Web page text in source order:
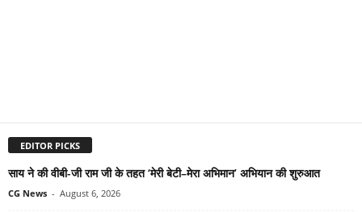
EDITOR PICKS
साय ने की वीबी-जी राम जी के तहत ‘मेरी बेटी–मेरा अभिमान’ अभियान की शुरुआत
CG News - August 6, 2026